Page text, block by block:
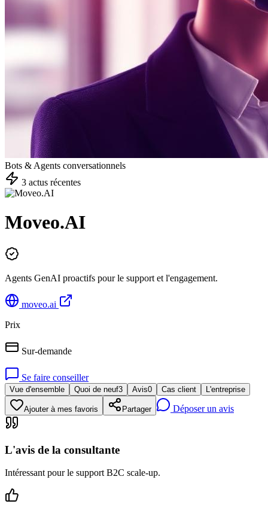
Bots & Agents conversationnels
3 actus récentes
Moveo.AI
Agents GenAI proactifs pour le support et l'engagement.
moveo.ai
Prix
Sur-demande
Se faire conseiller
Vue d'ensemble Quoi de neuf3 Avis0 Cas client L'entreprise
Ajouter à mes favoris Partager Déposer un avis
L'avis de la consultante
Intéressant pour le support B2C scale-up.